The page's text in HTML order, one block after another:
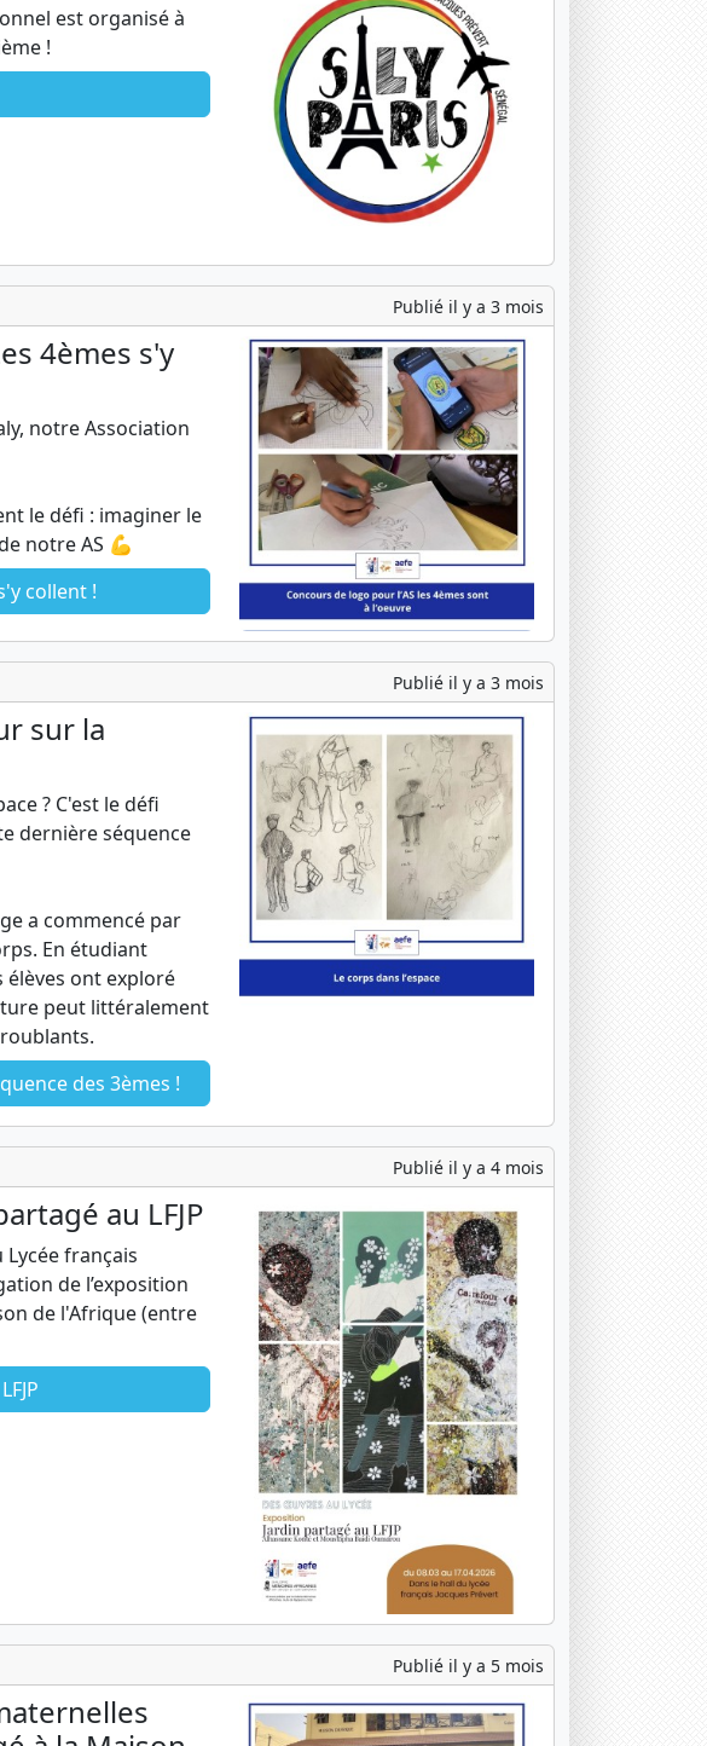
est organisé à
!
Publié il y a 3 mois
4èmes s'y
notre Association
le défi : imaginer le
notre AS 💪
collent !
Publié il y a 3 mois
sur la
? C'est le défi
dernière séquence
a commencé par
En étudiant
ont exploré
peut littéralement
des 3èmes !
Publié il y a 4 mois
au LFJP
Lycée français
de l’exposition
de l'Afrique (entre
Publié il y a 5 mois